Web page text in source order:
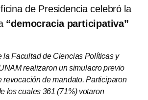
de Presidencia celebró la
“democracia participativa”
la Facultad de Ciencias Políticas y
realizaron un simulacro previo
revocación de mandato. Participaron
los cuales 361 (71%) votaron